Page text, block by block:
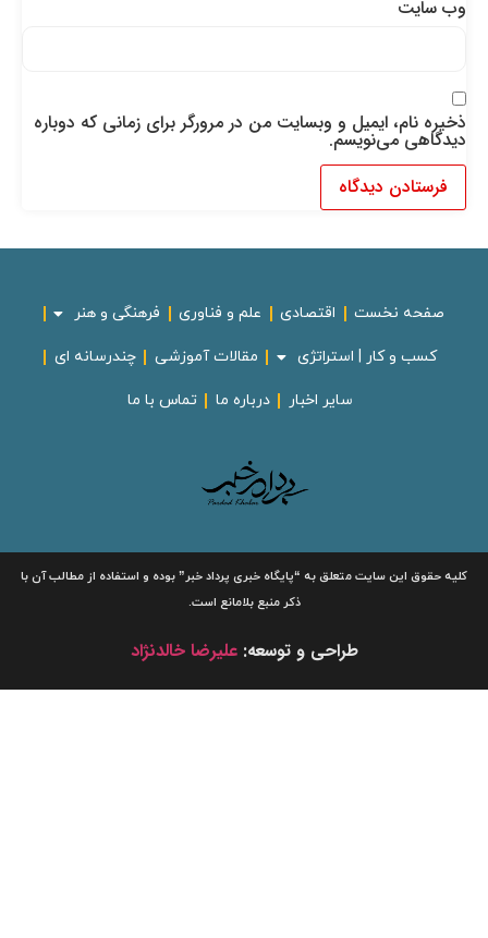
وب‌ سایت
ذخیره نام، ایمیل و وبسایت من در مرورگر برای زمانی که دوباره
دیدگاهی می‌نویسم.
صفحه نخست اقتصادی علم و فناوری فرهنگی و هنر
کسب و کار | استراتژی مقالات آموزشی چندرسانه ای
سایر اخبار درباره ما تماس با ما
کلیه حقوق این سایت متعلق به“پایگاه خبریپرداد خبر”بوده و استفاده از مطالب آن با
ذکر منبع بلامانع است.
طراحی و توسعه:علیرضا خالدنژاد